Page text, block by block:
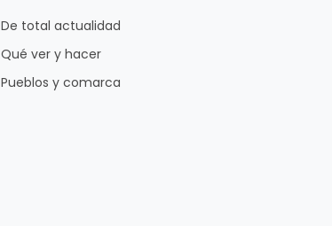
De total actualidad
Qué ver y hacer
Pueblos y comarca